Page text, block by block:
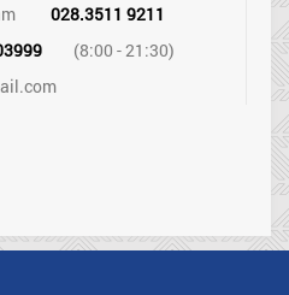
028.3511 9211
(8:00 - 21:30)